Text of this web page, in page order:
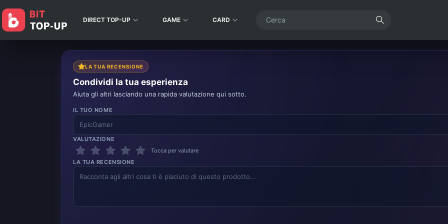
DIRECT TOP-UP GAME CARD
LA TUA RECENSIONE
Condividi la tua esperienza
Aiuta gli altri lasciando una rapida valutazione qui sotto.
IL TUO NOME
VALUTAZIONE
Tocca per valutare
LA TUA RECENSIONE